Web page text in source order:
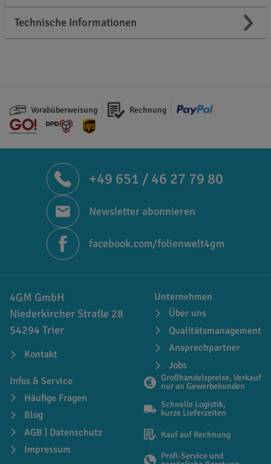
Technische Informationen
Vorabüberweisung Rechnung
+49 651 / 46 27 79 80
Newsletter abonnieren
facebook.com/folienwelt4gm
4GM GmbH
Niederkircher Straße 28
54294 Trier
Kontakt
Unternehmen
Über uns
Qualitätsmanagement
Ansprechpartner
Jobs
Infos & Service
Häufige Fragen
Blog
AGB | Datenschutz
Impressum
Großhandelspreise, Verkauf
nur an Gewerbekunden
Schnelle Logistik,
kurze Lieferzeiten
Kauf auf Rechnung
Profi-Service und